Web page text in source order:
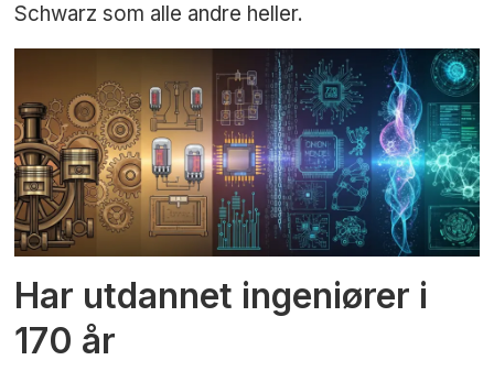
Schwarz som alle andre heller.
Har utdannet ingeniører i
170 år